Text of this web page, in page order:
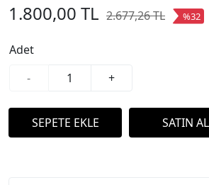
1.800,00 TL 2.677,26 TL %32
Adet
-
+